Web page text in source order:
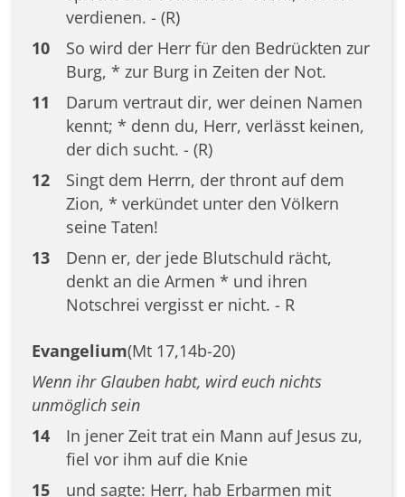
verdienen. - (R)
10
So wird der Herr für den Bedrückten zur
Burg, * zur Burg in Zeiten der Not.
11
Darum vertraut dir, wer deinen Namen
kennt; * denn du, Herr, verlässt keinen,
der dich sucht. - (R)
12
Singt dem Herrn, der thront auf dem
Zion, * verkündet unter den Völkern
seine Taten!
13
Denn er, der jede Blutschuld rächt,
denkt an die Armen * und ihren
Notschrei vergisst er nicht. - R
Evangelium(Mt 17,14b-20)
Wenn ihr Glauben habt, wird euch nichts
unmöglich sein
14
In jener Zeit trat ein Mann auf Jesus zu,
fiel vor ihm auf die Knie
15
und sagte: Herr, hab Erbarmen mit